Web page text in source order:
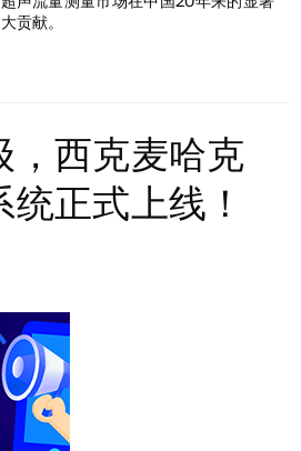
贡献。
西克麦哈克
正式上线！